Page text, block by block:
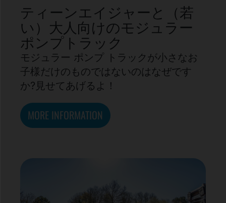
ティーンエイジャーと（若
い）大人向けのモジュラー
ポンプトラック
モジュラー ポンプ トラックが小さなお
子様だけのものではないのはなぜです
か?見せてあげるよ！
MORE INFORMATION